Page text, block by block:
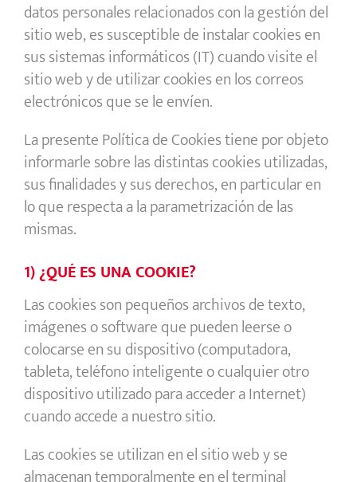
datos personales relacionados con la gestión del
sitio web, es susceptible de instalar cookies en
sus sistemas informáticos (IT) cuando visite el
sitio web y de utilizar cookies en los correos
electrónicos que se le envíen.
La presente Política de Cookies tiene por objeto
informarle sobre las distintas cookies utilizadas,
sus finalidades y sus derechos, en particular en
lo que respecta a la parametrización de las
mismas.
1) ¿QUÉ ES UNA COOKIE?
Las cookies son pequeños archivos de texto,
imágenes o software que pueden leerse o
colocarse en su dispositivo (computadora,
tableta, teléfono inteligente o cualquier otro
dispositivo utilizado para acceder a Internet)
cuando accede a nuestro sitio.
Las cookies se utilizan en el sitio web y se